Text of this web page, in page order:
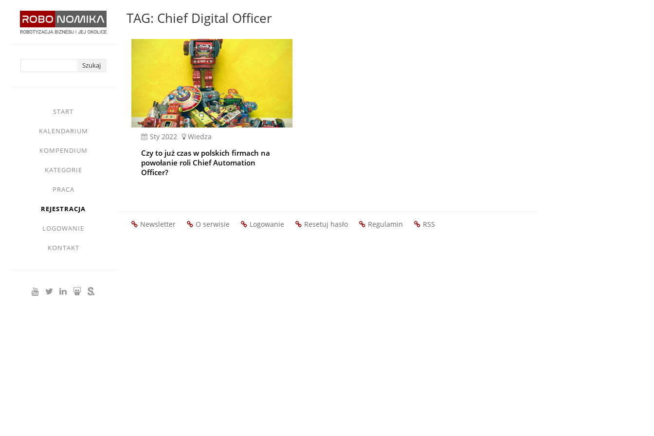
START
KALENDARIUM
KOMPENDIUM
KATEGORIE
PRACA
REJESTRACJA
LOGOWANIE
KONTAKT
TAG: Chief Digital Officer
sty 2022 Wiedza
Czy to już czas w polskich firmach na
powołanie roli Chief Automation
Officer?
Newsletter O serwisie Logowanie Resetuj hasło Regulamin RSS